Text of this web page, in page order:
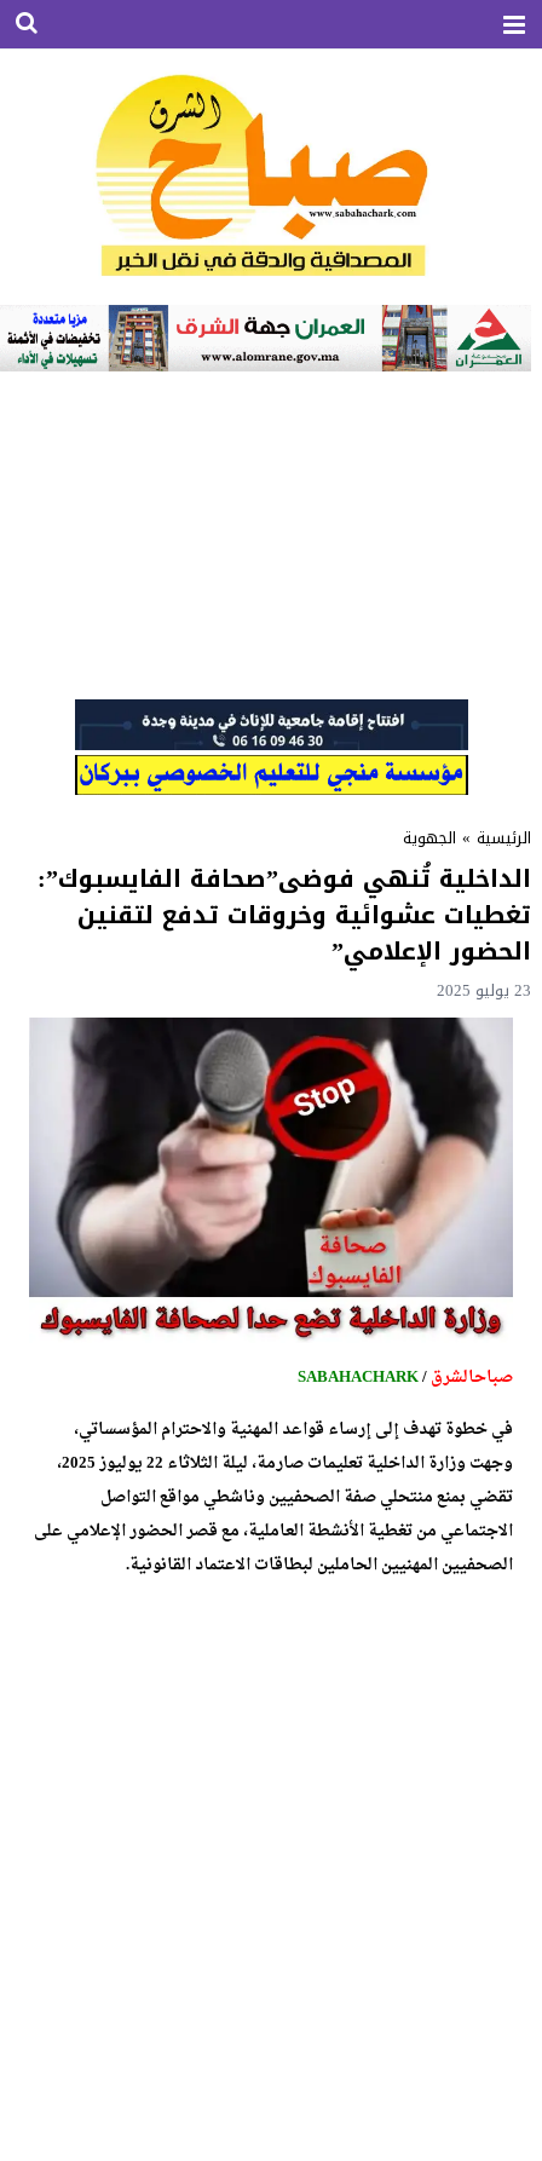
الرئيسية » الجهوية
الداخلية تُنهي فوضى”صحافة الفايسبوك”:
تغطيات عشوائية وخروقات تدفع لتقنين
الحضور الإعلامي”
23 يوليو 2025
صباحالشرق/
SABAHACHARK
في خطوة تهدف إلى إرساء قواعد المهنية والاحترام المؤسساتي،
وجهت وزارة الداخلية تعليمات صارمة، ليلة الثلاثاء 22 يوليوز 2025،
تقضي بمنع منتحلي صفة الصحفيين وناشطي مواقع التواصل
الاجتماعي من تغطية الأنشطة العاملية، مع قصر الحضور الإعلامي على
الصحفيين المهنيين الحاملين لبطاقات الاعتماد القانونية.